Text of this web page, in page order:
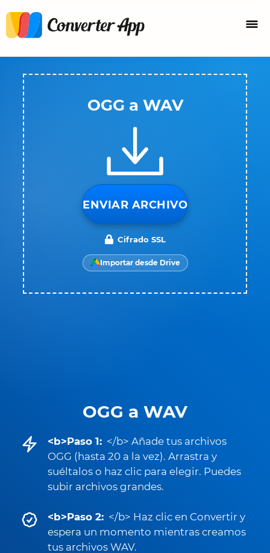
OGG a WAV
<b>Paso 1: </b> Añade tus archivos
OGG (hasta 20 a la vez). Arrastra y
suéltalos o haz clic para elegir. Puedes
subir archivos grandes.
<b>Paso 2: </b> Haz clic en Convertir y
espera un momento mientras creamos
tus archivos WAV.
OGG a WAV
ENVIAR ARCHIVO
Cifrado SSL
Importar desde Drive